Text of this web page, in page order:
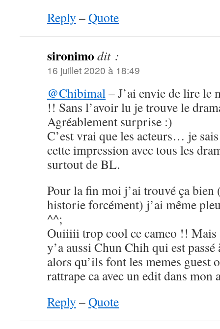
Reply –Quote
sironimo dit :
16 juillet 2020 à 18:49
@Chibimal– J’ai envie de lire le
!! Sans l’avoir lu je trouve le
Agréablement surprise :)
C’est vrai que les acteurs… je
cette impression avec tous les
surtout de BL.
Pour la fin moi j’ai trouvé ça bien
historie forcément) j’ai même
^^;
Ouiiiii trop cool ce cameo !! Mais
y’a aussi Chun Chih qui est
alors qu’ils font les memes guest
rattrape ca avec un edit dans
Reply –Quote